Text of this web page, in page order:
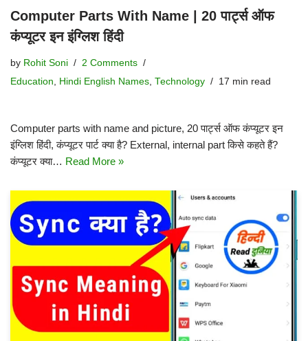
Computer Parts With Name | 20 पार्ट्स ऑफ
कंप्यूटर इन इंग्लिश हिंदी
by Rohit Soni
2 Comments
Education, Hindi English Names, Technology 17 min read
Computer parts with name and picture, 20 पार्ट्स ऑफ कंप्यूटर इन
इंग्लिश हिंदी, कंप्यूटर पार्ट क्या है? External, internal part किसे कहते हैं?
कंप्यूटर क्या… Read More »